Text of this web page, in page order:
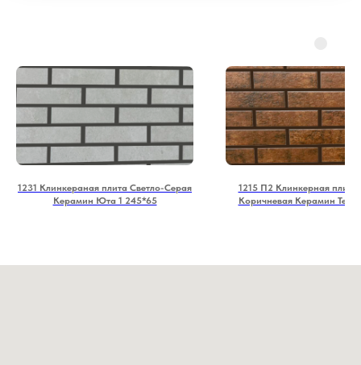
1231 Клинкераная плита Светло-Серая
Керамин Юта 1 245*65
1215 П2 Клинкерная плита
Коричневая Керамин